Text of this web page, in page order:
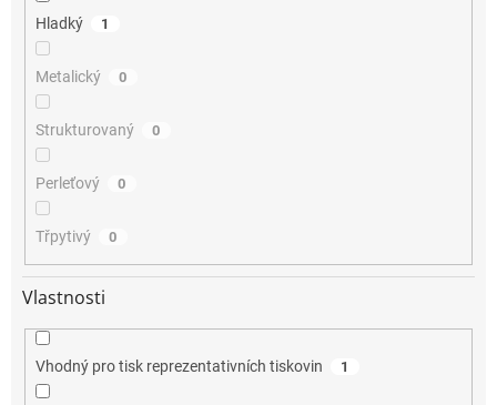
Hladký 1
Metalický 0
Strukturovaný 0
Perleťový 0
Třpytivý 0
Vlastnosti
Vhodný pro tisk reprezentativních tiskovin 1